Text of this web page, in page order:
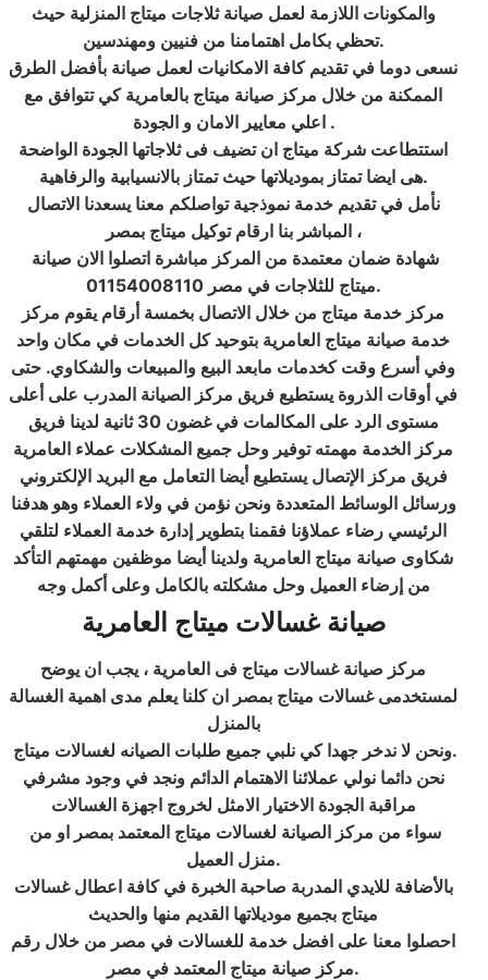
والمكونات اللازمة لعمل صيانة ثلاجات ميتاج المنزلية حيث
تحظي بكامل اهتمامنا من فنيين ومهندسين.
نسعى دوما في تقديم كافة الامكانيات لعمل صيانة بأفضل الطرق
الممكنة من خلال مركز صيانة ميتاج بالعامرية كي تتوافق مع
اعلي معايير الامان و الجودة .
استتطاعت شركة ميتاج ان تضيف فى ثلاجاتها الجودة الواضحة
هى ايضا تمتاز بموديلاتها حيث تمتاز بالانسيابية والرفاهية.
نأمل في تقديم خدمة نموذجية تواصلكم معنا يسعدنا الاتصال
المباشر بنا ارقام توكيل ميتاج بمصر ،
ميتاج للثلاجات في مصر 01154008110.
مركز خدمة ميتاج من خلال الاتصال بخمسة أرقام يقوم مركز
خدمة صيانة ميتاج العامرية بتوحيد كل الخدمات في مكان واحد
وفي أسرع وقت كخدمات مابعد البيع والمبيعات والشكاوي. حتى
في أوقات الذروة يستطيع فريق مركز الصيانة المدرب على أعلى
مستوى الرد على المكالمات في غضون 30 ثانية لدينا فريق
مركز الخدمة مهمته توفير وحل جميع المشكلات عملاء العامرية
فريق مركز الإتصال يستطيع أيضا التعامل مع البريد الإلكتروني
ورسائل الوسائط المتعددة ونحن نؤمن في ولاء العملاء وهو هدفنا
الرئيسي رضاء عملاؤنا فقمنا بتطوير إدارة خدمة العملاء لتلقي
شكاوى صيانة ميتاج العامرية ولدينا أيضا موظفين مهمتهم التأكد
من إرضاء العميل وحل مشكلته بالكامل وعلى أكمل وجه
صيانة غسالات ميتاج العامرية
مركز صيانة غسالات ميتاج فى العامرية ، يجب ان يوضح
لمستخدمى غسالات ميتاج بمصر ان كلنا يعلم مدى اهمية الغسالة
بالمنزل
ونحن لا ندخر جهدا كي نلبي جميع طلبات الصيانه لغسالات ميتاج.
نحن دائما نولي عملائنا الاهتمام الدائم ونجد في وجود مشرفي
مراقبة الجودة الاختيار الامثل لخروج اجهزة الغسالات
منزل العميل.
بالأضافة للايدي المدربة صاحبة الخبرة في كافة اعطال غسالات
ميتاج بجميع موديلاتها القديم منها والحديث
احصلوا معنا على افضل خدمة للغسالات في مصر من خلال رقم
مركز صيانة ميتاج المعتمد في مصر.